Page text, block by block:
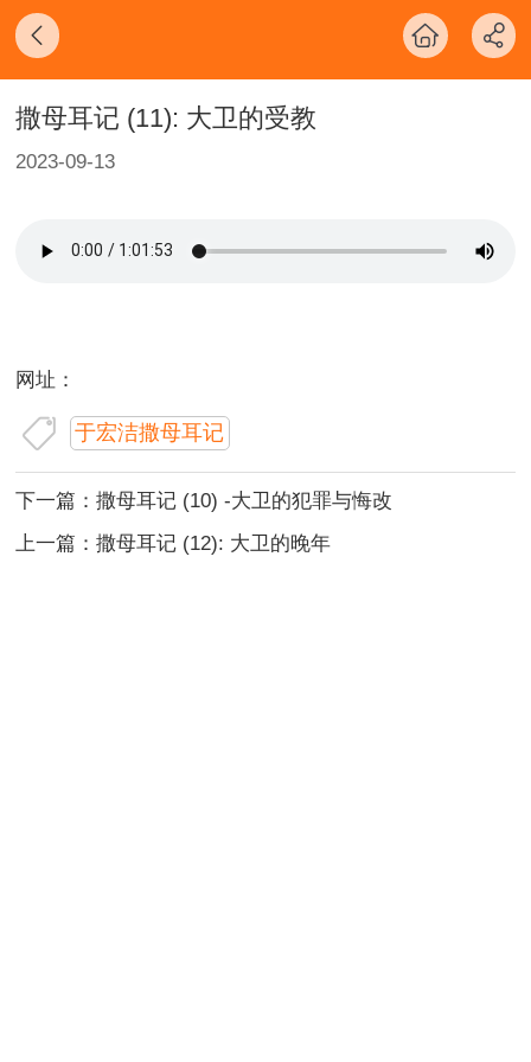
撒母耳记 (11): 大卫的受教
2023-09-13
网址：
于宏洁撒母耳记
下一篇： 撒母耳记 (10) -大卫的犯罪与悔改
上一篇： 撒母耳记 (12): 大卫的晚年